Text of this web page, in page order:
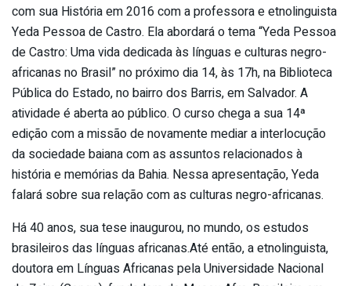
com sua História em 2016 com a professora e etnolinguista
Yeda Pessoa de Castro. Ela abordará o tema “Yeda Pessoa
de Castro: Uma vida dedicada às línguas e culturas negro-
africanas no Brasil” no próximo dia 14, às 17h, na Biblioteca
Pública do Estado, no bairro dos Barris, em Salvador. A
atividade é aberta ao público. O curso chega a sua 14ª
edição com a missão de novamente mediar a interlocução
da sociedade baiana com as assuntos relacionados à
história e memórias da Bahia. Nessa apresentação, Yeda
falará sobre sua relação com as culturas negro-africanas.
Há 40 anos, sua tese inaugurou, no mundo, os estudos
brasileiros das línguas africanas.Até então, a etnolinguista,
doutora em Línguas Africanas pela Universidade Nacional